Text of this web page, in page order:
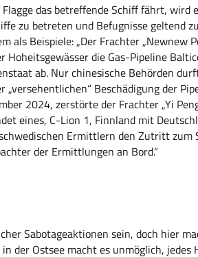
das betreffende Schiff fährt, wird
zu betreten und Befugnisse geltend
als Beispiele: „Der Frachter „Newnew
die Gas-Pipeline
ab. Nur chinesische Behörden
Beschädigung der
2024, zerstörte der Frachter „Yi
eines, C-Lion 1, Finnland mit
Ermittlern den Zutritt zum
der Ermittlungen an Bord.“
Sabotageaktionen sein, doch hier
der Ostsee macht es unmöglich, jedes